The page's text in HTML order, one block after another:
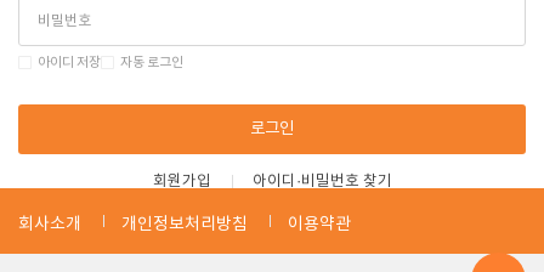
아이디 저장 자동 로그인
로그인
회원가입 아이디·비밀번호 찾기
회사소개 개인정보처리방침 이용약관